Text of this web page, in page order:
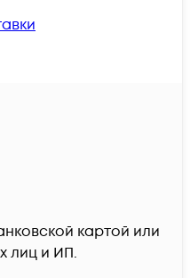
картой или
лиц и ИП.